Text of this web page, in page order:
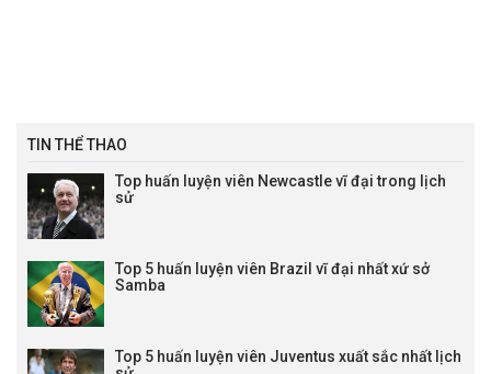
TIN THỂ THAO
Top huấn luyện viên Newcastle vĩ đại trong lịch
sử
Top 5 huấn luyện viên Brazil vĩ đại nhất xứ sở
Samba
Top 5 huấn luyện viên Juventus xuất sắc nhất lịch